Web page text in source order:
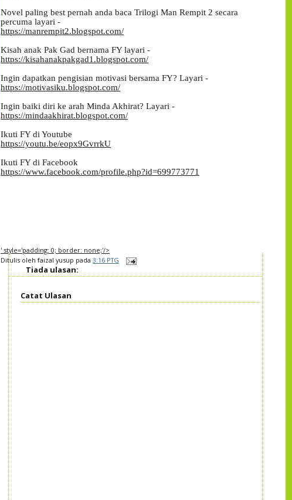
Novel paling best pernah anda baca Trilogi Man Rempit 2 secara
percuma layari -
https://manrempit2.blogspot.com/
Kisah anak Pak Gad bernama FY layari -
https://kisahanakpakgad1.blogspot.com/
Ingin dapatkan pengisian motivasi bersama FY? Layari -
https://motivasiku.blogspot.com/
Ingin baiki diri ke arah Minda Akhirat? Layari -
https://mindaakhirat.blogspot.com/
Ikuti FY di Youtube
https://youtu.be/eopx9GvrrkU
Ikuti FY di Facebook
https://www.facebook.com/profile.php?id=699773771
' style='padding: 0; border: none;'/>
Ditulis oleh faizal yusup pada 3:16 PTG
Tiada ulasan:
Catat Ulasan